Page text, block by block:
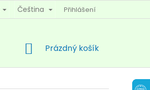
ÚDAJŮ KONTAKTY
Čeština Přihlášení
NÁKUPNÍ
Prázdný košík